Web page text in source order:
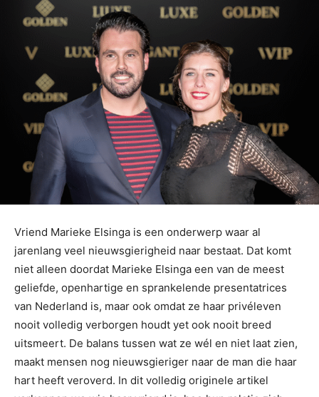
Vriend Marieke Elsinga is een onderwerp waar al
jarenlang veel nieuwsgierigheid naar bestaat. Dat komt
niet alleen doordat Marieke Elsinga een van de meest
geliefde, openhartige en sprankelende presentatrices
van Nederland is, maar ook omdat ze haar privéleven
nooit volledig verborgen houdt yet ook nooit breed
uitsmeert. De balans tussen wat ze wél en niet laat zien,
maakt mensen nog nieuwsgieriger naar de man die haar
hart heeft veroverd. In dit volledig originele artikel